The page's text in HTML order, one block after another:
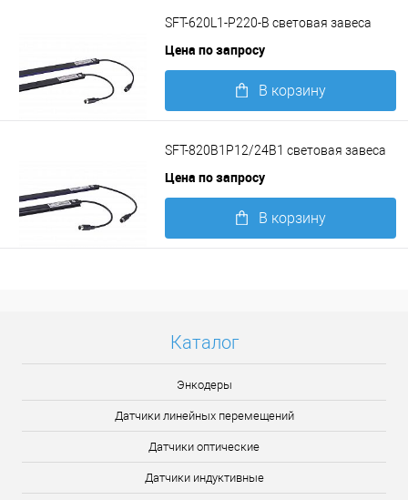
SFT-620L1-P220-B световая завеса
Цена по запросу
В корзину
SFT-820B1P12/24B1 световая завеса
Цена по запросу
В корзину
Каталог
Энкодеры
Датчики линейных перемещений
Датчики оптические
Датчики индуктивные